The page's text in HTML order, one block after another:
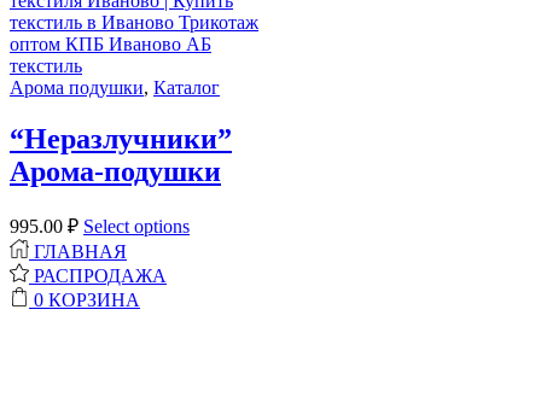
Арома подушки, Каталог
“Неразлучники”
Арома-подушки
995.00 ₽ Select options
ГЛАВНАЯ
РАСПРОДАЖА
0 КОРЗИНА